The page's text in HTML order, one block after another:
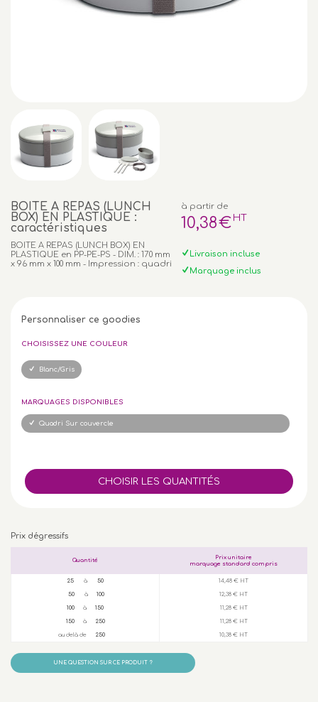
BOITE A REPAS (LUNCH
BOX) EN PLASTIQUE :
caractéristiques
BOITE A REPAS (LUNCH BOX) EN
PLASTIQUE en PP-PE-PS - DIM. : 170 mm
x 96 mm x 100 mm - Impression : quadri
à partir de
10,38€ HT
Livraison incluse
Marquage inclus
Personnaliser ce goodies
CHOISISSEZ UNE COULEUR
Blanc/Gris
MARQUAGES DISPONIBLES
Quadri Sur couvercle
Prix dégressifs
Quantité
Prix unitaire
marquage standard compris
25 à 50 14,48 € HT
50à 100 12,38 € HT
100 à 150 11,28 € HT
150à 250 11,28 € HT
au delà de 250 10,38 € HT
UNE QUESTION SUR CE PRODUIT ?